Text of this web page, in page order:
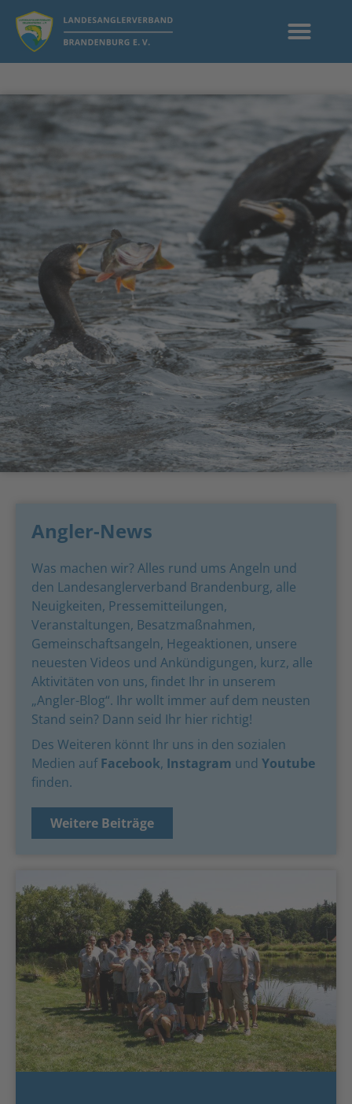
2000"
Stimme zählt bei der Stresstest-Umfrage des
Forum Natur Brandenburg!
Angler-News
Was machen wir? Alles rund ums Angeln und
den Landesanglerverband Brandenburg, alle
Neuigkeiten, Pressemitteilungen,
Veranstaltungen, Besatzmaßnahmen,
Gemeinschafts­angeln, Hegeaktionen, unsere
neuesten Videos und Ankündigungen, kurz, alle
Aktivitäten von uns, findet Ihr in unserem
„Angler-Blog“. Ihr wollt immer auf dem neusten
Stand sein? Dann seid Ihr hier richtig!
Des Weiteren könnt Ihr uns in den sozialen
Medien aufFacebook, Instagram und Youtube
finden.
Weitere Beiträge